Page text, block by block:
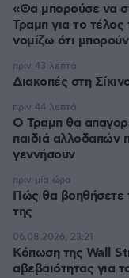
«Θα μπορούσε να
Τραμπ για το
νομίζω ότι
Διακοπές στη
πριν 43 λεπτά
Ο Τραμπ θα
παιδιά αλλοδαπών
γεννήσουν
πριν 44 λεπτά
Πώς θα βοηθήσετε
της
πριν μία ώρα
Κόπωση της Wall
αβεβαιότητας για
06.08.2026, 23:21